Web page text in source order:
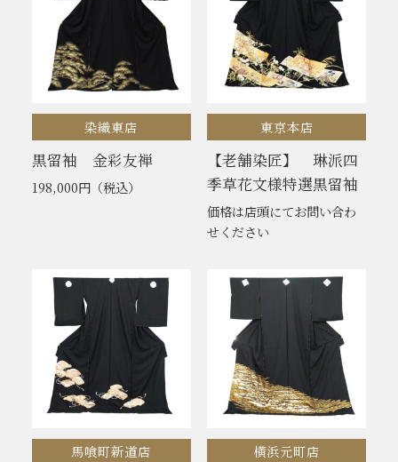
染織東店
黒留袖 金彩友禅
198,000円（税込）
東京本店
【老舗染匠】 琳派四
季草花文様特選黒留袖
価格は店頭にてお問い合わ
せください
馬喰町新道店 横浜元町店